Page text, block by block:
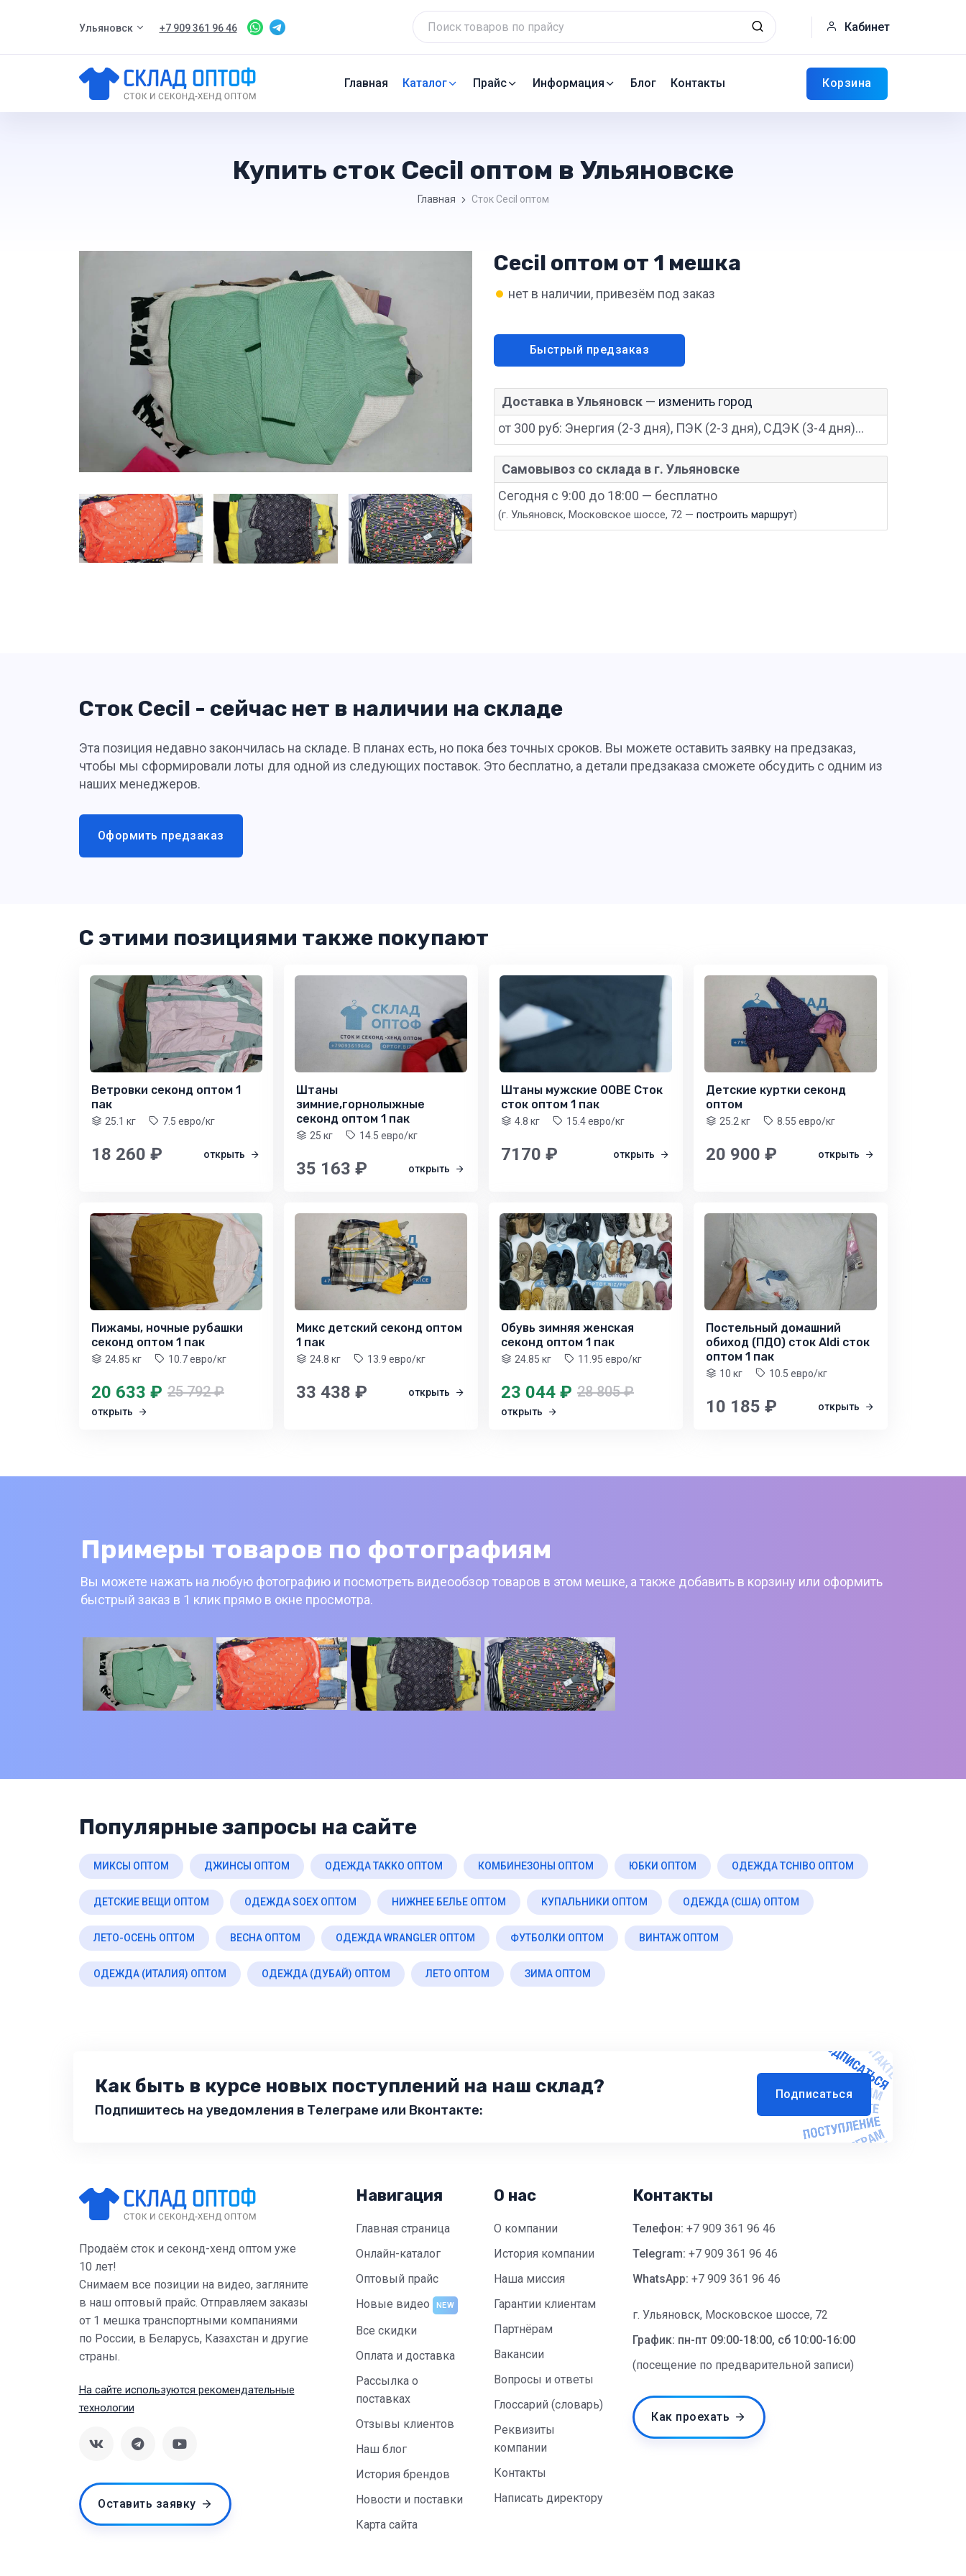
Ульяновск +7 909 361 96 46 Кабинет
Главная Каталог Прайс Информация Блог Контакты Корзина
Купить сток Cecil оптом в Ульяновске
Главная Сток Cecil оптом
Cecil оптом от 1 мешка
• нет в наличии, привезём под заказ
Быстрый предзаказ
Доставка в Ульяновск — изменить город
от 300 руб: Энергия (2-3 дня), ПЭК (2-3 дня), СДЭК (3-4 дня)...
Самовывоз со склада в г. Ульяновске
Сегодня с 9:00 до 18:00 — бесплатно
(г. Ульяновск, Московское шоссе, 72 — построить маршрут)
Сток Cecil - сейчас нет в наличии на складе
Эта позиция недавно закончилась на складе. В планах есть, но пока без точных сроков. Вы можете оставить заявку на предзаказ,
чтобы мы сформировали лоты для одной из следующих поставок. Это бесплатно, а детали предзаказа сможете обсудить с одним из
наших менеджеров.
Оформить предзаказ
С этими позициями также покупают
Ветровки секонд оптом 1
пак
25.1 кг 7.5 евро/кг
18 260 ₽ открыть
Штаны
зимние,горнолыжные
секонд оптом 1 пак
25 кг 14.5 евро/кг
35 163 ₽ открыть
Штаны мужские OOBE Сток
сток оптом 1 пак
4.8 кг 15.4 евро/кг
7170 ₽ открыть
Детские куртки секонд
оптом
25.2 кг 8.55 евро/кг
20 900 ₽ открыть
Пижамы, ночные рубашки
секонд оптом 1 пак
24.85 кг 10.7 евро/кг
20 633 ₽ 25 792 ₽
открыть
Микс детский секонд оптом
1 пак
24.8 кг 13.9 евро/кг
33 438 ₽ открыть
Обувь зимняя женская
секонд оптом 1 пак
24.85 кг 11.95 евро/кг
23 044 ₽ 28 805 ₽
открыть
Постельный домашний
обиход (ПДО) сток Aldi сток
оптом 1 пак
10 кг 10.5 евро/кг
10 185 ₽ открыть
Примеры товаров по фотографиям
Вы можете нажать на любую фотографию и посмотреть видеообзор товаров в этом мешке, а также добавить в корзину или оформить
быстрый заказ в 1 клик прямо в окне просмотра.
Популярные запросы на сайте
МИКСЫ ОПТОМ ДЖИНСЫ ОПТОМ ОДЕЖДА TAKKO ОПТОМ КОМБИНЕЗОНЫ ОПТОМ ЮБКИ ОПТОМ ОДЕЖДА TCHIBO ОПТОМ
ДЕТСКИЕ ВЕЩИ ОПТОМ ОДЕЖДА SOEX ОПТОМ НИЖНЕЕ БЕЛЬЕ ОПТОМ КУПАЛЬНИКИ ОПТОМ ОДЕЖДА (США) ОПТОМ
ЛЕТО-ОСЕНЬ ОПТОМ ВЕСНА ОПТОМ ОДЕЖДА WRANGLER ОПТОМ ФУТБОЛКИ ОПТОМ ВИНТАЖ ОПТОМ
ОДЕЖДА (ИТАЛИЯ) ОПТОМ ОДЕЖДА (ДУБАЙ) ОПТОМ ЛЕТО ОПТОМ ЗИМА ОПТОМ
Как быть в курсе новых поступлений на наш склад?
Подпишитесь на уведомления в Телеграме или Вконтакте:
Подписаться
Продаём сток и секонд-хенд оптом уже
10 лет!
Снимаем все позиции на видео, загляните
в наш оптовый прайс. Отправляем заказы
от 1 мешка транспортными компаниями
по России, в Беларусь, Казахстан и другие
страны.
На сайте используются рекомендательные
технологии
Оставить заявку
Навигация
Главная страница
Онлайн-каталог
Оптовый прайс
Новые видео
NEW
Все скидки
Оплата и доставка
Рассылка о
поставках
Отзывы клиентов
Наш блог
История брендов
Новости и поставки
Карта сайта
О нас
О компании
История компании
Наша миссия
Гарантии клиентам
Партнёрам
Вакансии
Вопросы и ответы
Глоссарий (словарь)
Реквизиты
компании
Контакты
Написать директору
Контакты
Телефон: +7 909 361 96 46
Telegram: +7 909 361 96 46
WhatsApp: +7 909 361 96 46
г. Ульяновск, Московское шоссе, 72
График: пн-пт 09:00-18:00, сб 10:00-16:00
(посещение по предварительной записи)
Как проехать